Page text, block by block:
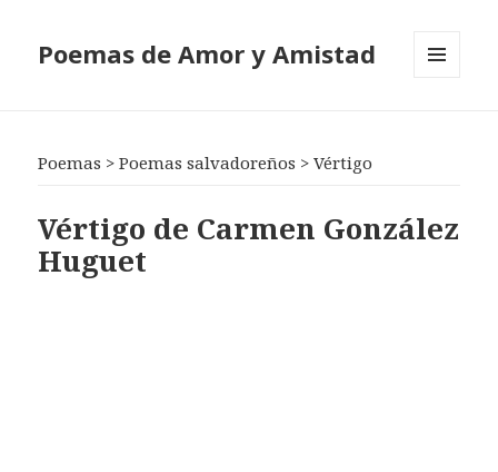
Poemas de Amor y Amistad
Poemas >Poemas salvadoreños >Vértigo
Vértigo de Carmen González
Huguet